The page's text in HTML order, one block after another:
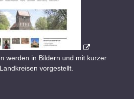
werden in Bildern und mit kurzer
vorgestellt.